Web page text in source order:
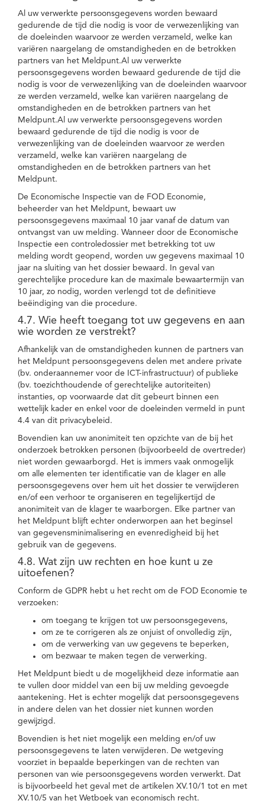
Al uw verwerkte persoonsgegevens worden bewaard
gedurende de tijd die nodig is voor de verwezenlijking van
de doeleinden waarvoor ze werden verzameld, welke kan
variëren naargelang de omstandigheden en de betrokken
partners van het Meldpunt.Al uw verwerkte
persoonsgegevens worden bewaard gedurende de tijd die
nodig is voor de verwezenlijking van de doeleinden waarvoor
ze werden verzameld, welke kan variëren naargelang de
omstandigheden en de betrokken partners van het
Meldpunt.Al uw verwerkte persoonsgegevens worden
bewaard gedurende de tijd die nodig is voor de
verwezenlijking van de doeleinden waarvoor ze werden
verzameld, welke kan variëren naargelang de
omstandigheden en de betrokken partners van het
Meldpunt.
De Economische Inspectie van de FOD Economie,
beheerder van het Meldpunt, bewaart uw
persoonsgegevens maximaal 10 jaar vanaf de datum van
ontvangst van uw melding. Wanneer door de Economische
Inspectie een controledossier met betrekking tot uw
melding wordt geopend, worden uw gegevens maximaal 10
jaar na sluiting van het dossier bewaard. In geval van
gerechtelijke procedure kan de maximale bewaartermijn van
10 jaar, zo nodig, worden verlengd tot de definitieve
beëindiging van die procedure.
4.7. Wie heeft toegang tot uw gegevens en aan
wie worden ze verstrekt?
Afhankelijk van de omstandigheden kunnen de partners van
het Meldpunt persoonsgegevens delen met andere private
(bv. onderaannemer voor de ICT-infrastructuur) of publieke
(bv. toezichthoudende of gerechtelijke autoriteiten)
instanties, op voorwaarde dat dit gebeurt binnen een
wettelijk kader en enkel voor de doeleinden vermeld in punt
4.4 van dit privacybeleid.
Bovendien kan uw anonimiteit ten opzichte van de bij het
onderzoek betrokken personen (bijvoorbeeld de overtreder)
niet worden gewaarborgd. Het is immers vaak onmogelijk
om alle elementen ter identificatie van de klager en alle
persoonsgegevens over hem uit het dossier te verwijderen
en/of een verhoor te organiseren en tegelijkertijd de
anonimiteit van de klager te waarborgen. Elke partner van
het Meldpunt blijft echter onderworpen aan het beginsel
van gegevensminimalisering en evenredigheid bij het
gebruik van de gegevens.
4.8. Wat zijn uw rechten en hoe kunt u ze
uitoefenen?
Conform de GDPR hebt u het recht om de FOD Economie te
verzoeken:
om toegang te krijgen tot uw persoonsgegevens,
om ze te corrigeren als ze onjuist of onvolledig zijn,
om de verwerking van uw gegevens te beperken,
om bezwaar te maken tegen de verwerking.
Het Meldpunt biedt u de mogelijkheid deze informatie aan
te vullen door middel van een bij uw melding gevoegde
aantekening. Het is echter mogelijk dat persoonsgegevens
in andere delen van het dossier niet kunnen worden
gewijzigd.
Bovendien is het niet mogelijk een melding en/of uw
persoonsgegevens te laten verwijderen. De wetgeving
voorziet in bepaalde beperkingen van de rechten van
personen van wie persoonsgegevens worden verwerkt. Dat
is bijvoorbeeld het geval met de artikelen XV.10/1 tot en met
XV.10/5 van het Wetboek van economisch recht.